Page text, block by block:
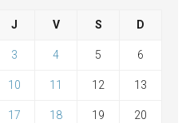
J V S D
3 4 5 6
10 11 12 13
17 18 19 20